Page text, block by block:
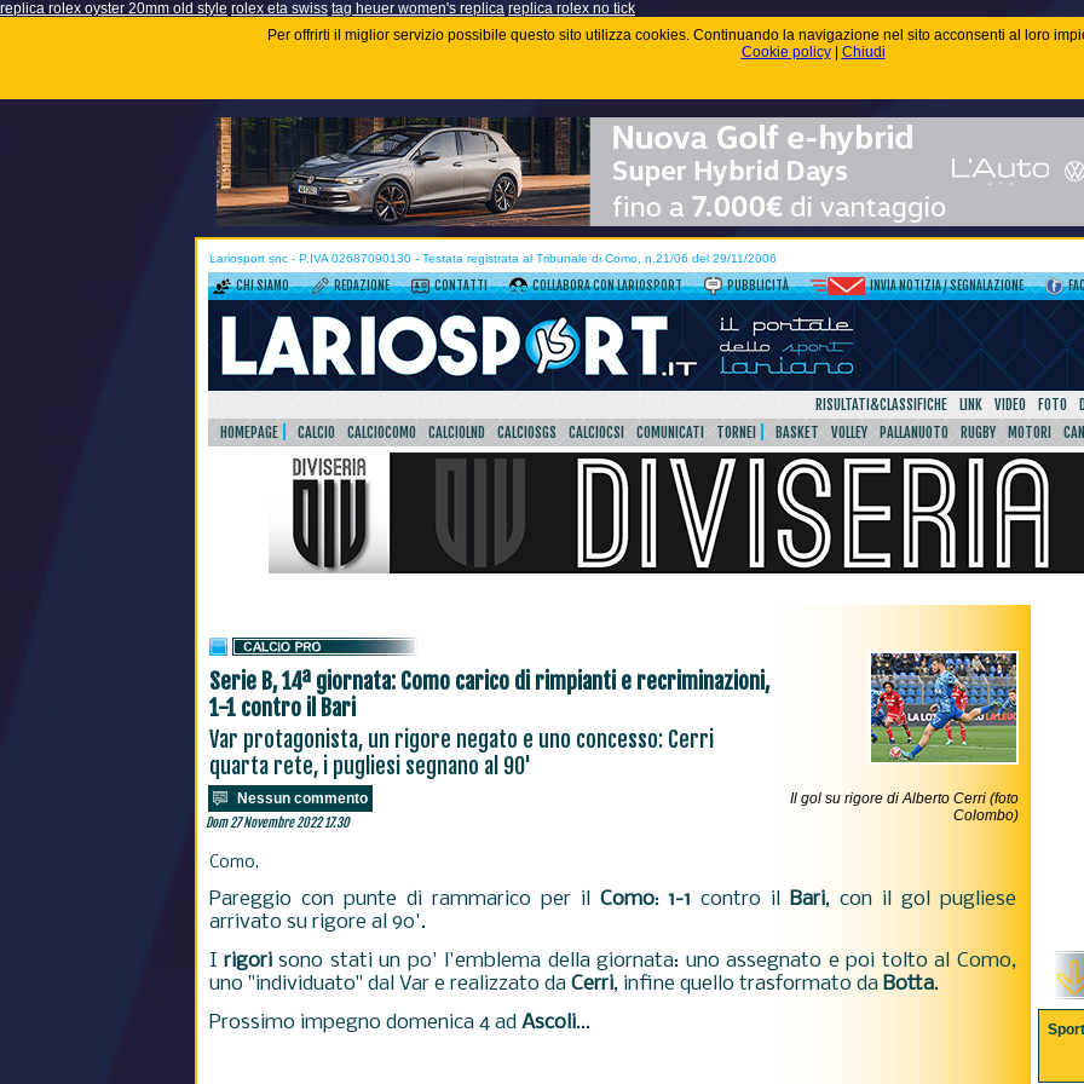
replica rolex oyster 20mm old style rolex eta swiss tag heuer women's replica replica rolex no tick
Per offrirti il miglior servizio possibile questo sito utilizza cookies. Continuando la navigazione nel sito acconsenti al loro
Cookie policy| Chiudi
Lariosport snc - P.IVA 02687090130 - Testata registrata al Tribunale di Como, n.21/06 del 29/11/2006
CHI SIAMO REDAZIONE CONTATTI COLLABORA CON LARIOSPORT PUBBLICITÀ INVIA NOTIZIA / SEGNALAZIONE
RISULTATI&CLASSIFICHE LINK VIDEO FOTO
HOMEPAGE
CALCIO CALCIOCOMO CALCIOLND CALCIOSGS CALCIOCSI COMUNICATI TORNEI BASKET VOLLEY PALLANUOTO RUGBY MOTORI
Serie B, 14ª giornata: Como carico di rimpianti e recriminazioni,
1-1 contro il Bari
Var protagonista, un rigore negato e uno concesso: Cerri
quarta rete, i pugliesi segnano al 90'
Nessun commento
Dom 27 Novembre 2022 17.30
Il gol su rigore di Alberto Cerri (foto
Colombo)
Como,
Pareggio con punte di rammarico per il Como:1-1 contro ilBari, con il gol pugliese
arrivato su rigore al 90'.
I rigorisono stati un po' l'emblema della giornata: uno assegnato e poi tolto al Como,
uno "individuato" dal Var e realizzato da Cerri, infine quello trasformato da Botta.
Prossimo impegno domenica 4 ad Ascoli... Sport